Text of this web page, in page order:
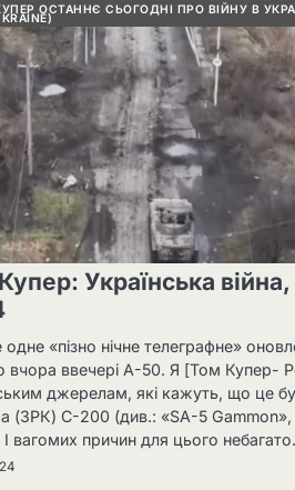
ОСТАННЄ СЬОГОДНІ ПРО ВІЙНУ В
Українська
«пізно нічне телеграфне»
вчора ввечері А-50. Я [Том Купер-
джерелам, які кажуть, що це
(ЗРК) С-200 (див.: «SA-5
вагомих причин для цього небагато.